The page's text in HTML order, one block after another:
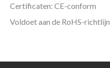
Certificaten: CE-conform
Voldoet aan de RoHS-richtlijn